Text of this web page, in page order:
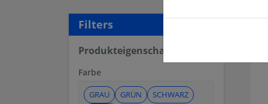
Filters
Produkteigenschaften
Farbe
GRAU GRÜN
SCHWARZ
19